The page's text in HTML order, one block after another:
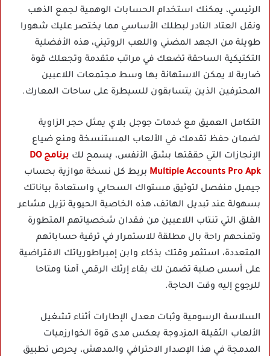
الرئيسي، يمكنك استخدام الحسابات الوهمية لجمع الذهب
ونقل العتاد النادر لبطلك الأساسي مما يختصر عليك شهورا
طويلة من الجهد المضني واللعب الروتيني، هذه الأفضلية
التكتيكية الساحقة تضعك في مراتب متقدمة وتجعلك قوة
ضاربة لا يمكن الاستهانة بها وسط مجتمعات اللاعبين
المحترفين الذين يتسابقون للسيطرة على ساحات المعارك.
التكامل العميق مع خدمات جوجل بلاي يمثل حجر الزاوية
لضمان حفظ تقدمك في الألعاب المستنسخة ومنع ضياع
الإنجازات التي حققتها بشق الأنفس، يسمح لك
برنامج DO
Multiple Accounts Pro Apk بربط كل نسخة موازية بحساب
جيميل منفصل لتوثيق مستواك السحابي واستعادة بياناتك
بسهولة عند تبديل الهاتف، هذه الخاصية الحيوية تزيل مشاعر
القلق التي تنتاب اللاعبين من فقدان شخصياتهم المتطورة
وتمنحهم راحة بال مطلقة للاستمرار في ترقية حساباتهم
المتعددة، استثمر وقتك بذكاء وابن إمبراطورياتك الافتراضية
على أسس صلبة تضمن لك بقاء إرثك الرقمي آمنا ومتاحا
للرجوع إليه وقت الحاجة.
السلاسة الرسومية وثبات معدل الإطارات أثناء تشغيل
الألعاب الثقيلة المزدوجة يعكس مدى قوة الخوارزميات
المدمجة في هذا الإصدار الاحترافي والمدهش، يحرص تطبيق